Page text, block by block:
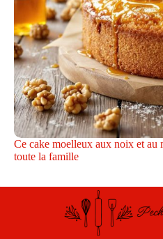
Ce cake moelleux aux noix et au
toute la famille